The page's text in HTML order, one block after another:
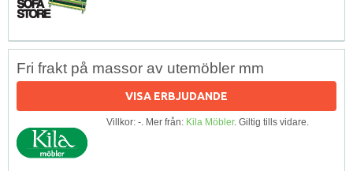
Fri frakt på massor av utemöbler mm
VISA ERBJUDANDE
Villkor: -. Mer från: Kila Möbler. Giltig tills vidare.